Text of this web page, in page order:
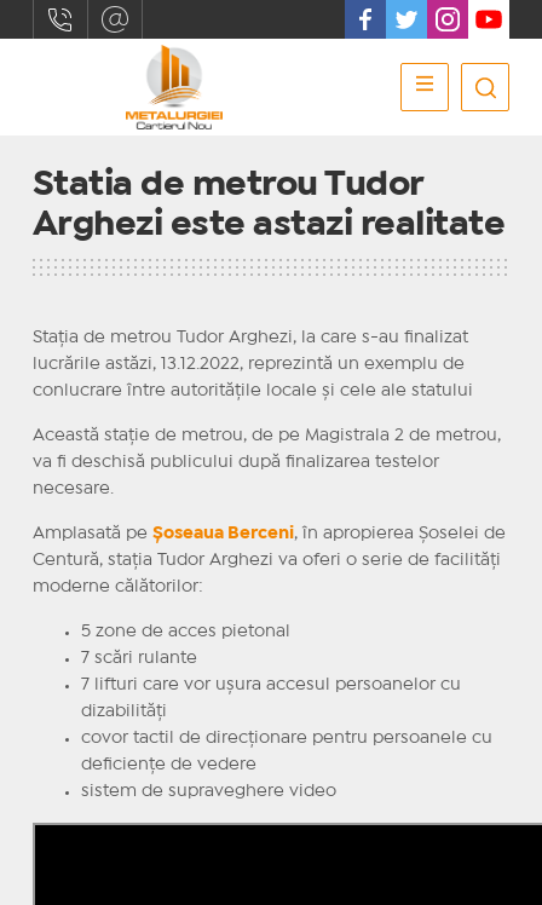
Statia de metrou Tudor
Arghezi este astazi realitate
Stația de metrou Tudor Arghezi, la care s-au finalizat
lucrările astăzi, 13.12.2022, reprezintă un exemplu de
conlucrare între autoritățile locale și cele ale statului
Această stație de metrou, de pe Magistrala 2 de metrou,
va fi deschisă publicului după finalizarea testelor
necesare.
Amplasată pe Șoseaua Berceni, în apropierea Șoselei de
Centură, stația Tudor Arghezi va oferi o serie de facilități
moderne călătorilor:
5 zone de acces pietonal
7 scări rulante
7 lifturi care vor ușura accesul persoanelor cu
dizabilități
covor tactil de direcționare pentru persoanele cu
deficiențe de vedere
sistem de supraveghere video